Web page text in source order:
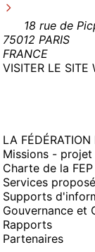
18 rue de
75012 PARIS
FRANCE
VISITER LE SITE
LA
Missions -
Charte de la FEP
Services
Supports
Gouvernance et
Rapports
Partenaires